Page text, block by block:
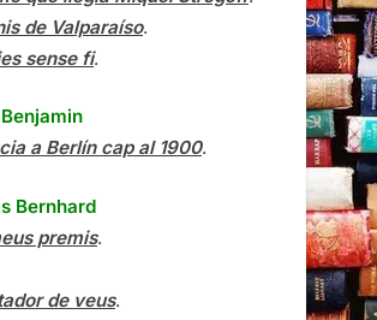
de Valparaíso.
sense fi.
a Berlín cap al 1900.
Bernhard
premis.
de veus.